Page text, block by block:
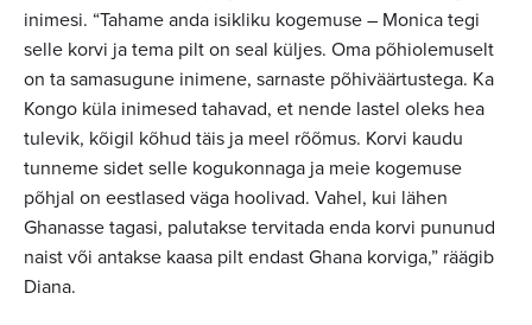
inimesi. “Tahame anda isikliku kogemuse – Monica tegi
selle korvi ja tema pilt on seal küljes. Oma põhiolemuselt
on ta samasugune inimene, sarnaste põhiväärtustega. Ka
Kongo küla inimesed tahavad, et nende lastel oleks hea
tulevik, kõigil kõhud täis ja meel rõõmus. Korvi kaudu
tunneme sidet selle kogukonnaga ja meie kogemuse
põhjal on eestlased väga hoolivad. Vahel, kui lähen
Ghanasse tagasi, palutakse tervitada enda korvi pununud
naist või antakse kaasa pilt endast Ghana korviga,” räägib
Diana.